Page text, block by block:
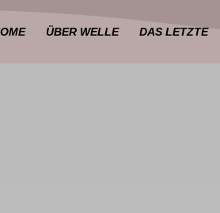
ÜBER WELLE DAS LETZTE